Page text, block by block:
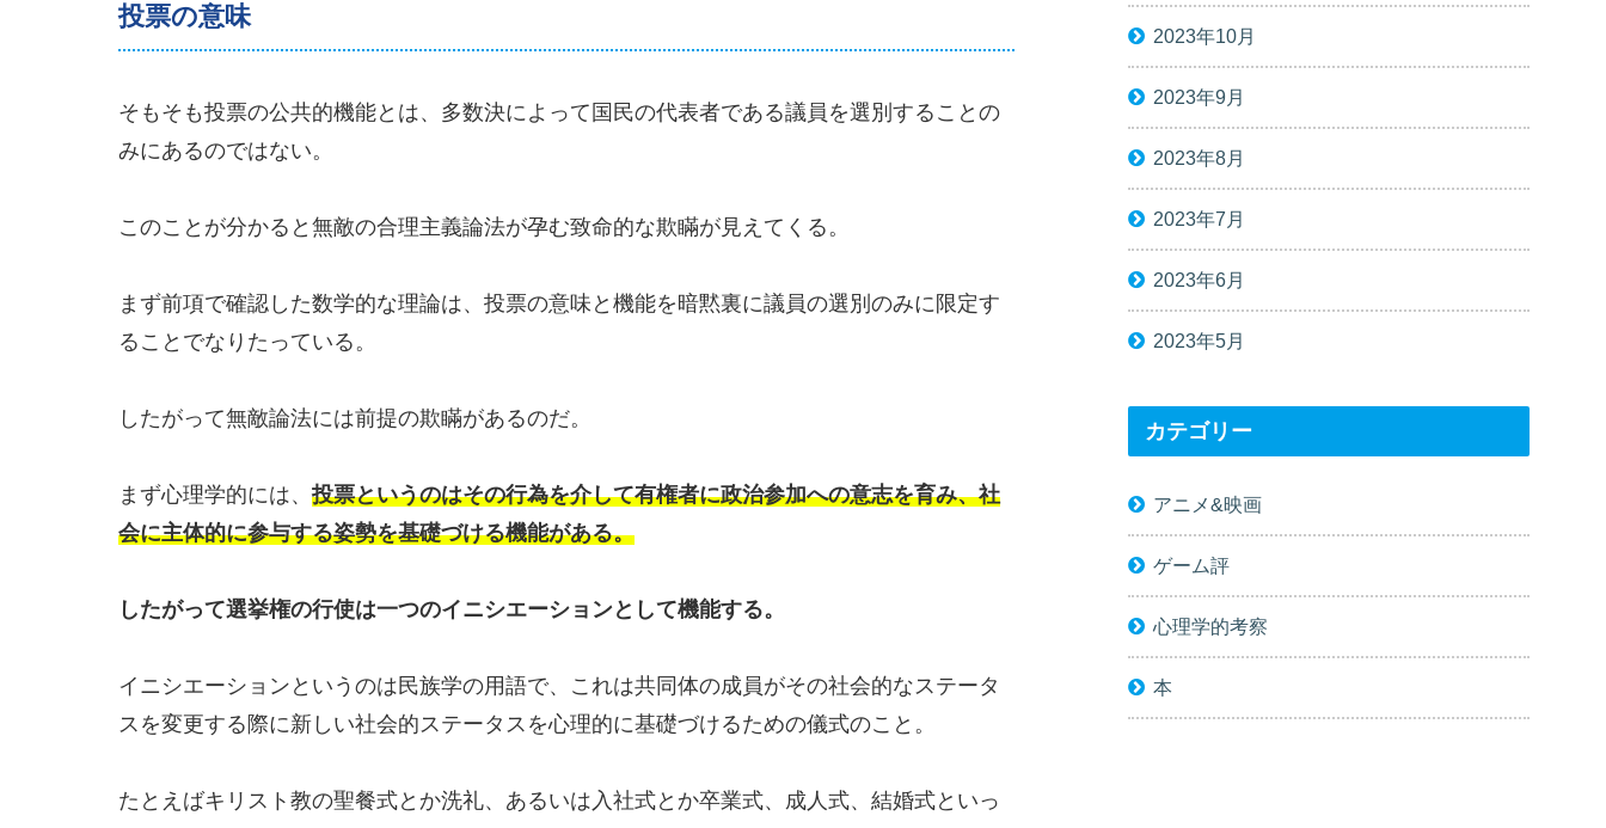
投票の意味
そもそも投票の公共的機能とは、多数決によって国民の代表者である議員を選別することの
みにあるのではない。
このことが分かると無敵の合理主義論法が孕む致命的な欺瞞が見えてくる。
まず前項で確認した数学的な理論は、投票の意味と機能を暗黙裏に議員の選別のみに限定す
ることでなりたっている。
したがって無敵論法には前提の欺瞞があるのだ。
まず心理学的には、投票というのはその行為を介して有権者に政治参加への意志を育み、社
会に主体的に参与する姿勢を基礎づける機能がある。
したがって選挙権の行使は一つのイニシエーションとして機能する。
イニシエーションというのは民族学の用語で、これは共同体の成員がその社会的なステータ
スを変更する際に新しい社会的ステータスを心理的に基礎づけるための儀式のこと。
たとえばキリスト教の聖餐式とか洗礼、あるいは入社式とか卒業式、成人式、結婚式といっ
2023年10月
2023年9月
2023年8月
2023年7月
2023年6月
2023年5月
カテゴリー
アニメ&映画
ゲーム評
心理学的考察
本